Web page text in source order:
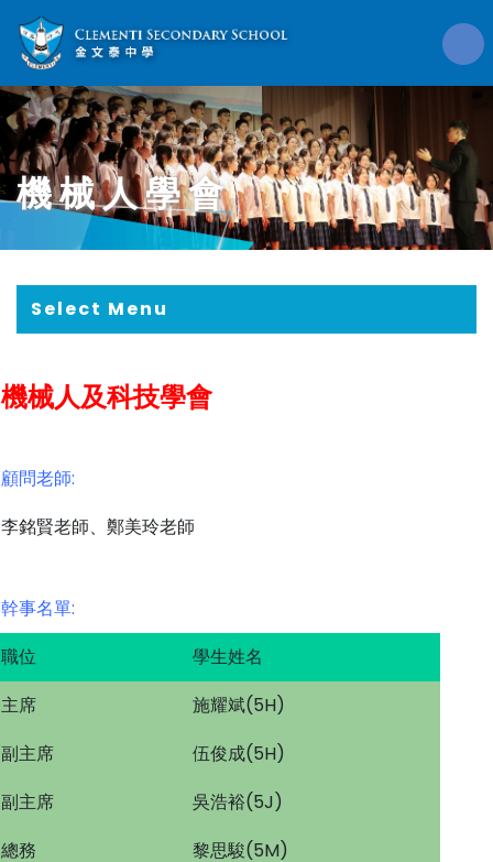
機械人學會
Select Menu
機械人及科技學會
顧問老師:
李銘賢老師、鄭美玲老師
幹事名單:
職位
學生姓名
主席
施耀斌(5H)
副主席
伍俊成(5H)
副主席
吳浩裕(5J)
總務
黎思駿(5M)